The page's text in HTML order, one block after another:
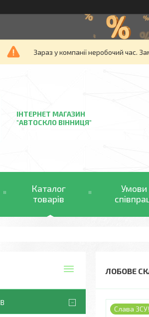
Зараз у компанії неробочий час.
ІНТЕРНЕТ МАГАЗИН
"АВТОСКЛО ВІННИЦЯ"
Каталог
товарів
Умови
ЛОБОВЕ
Слава ЗСУ!